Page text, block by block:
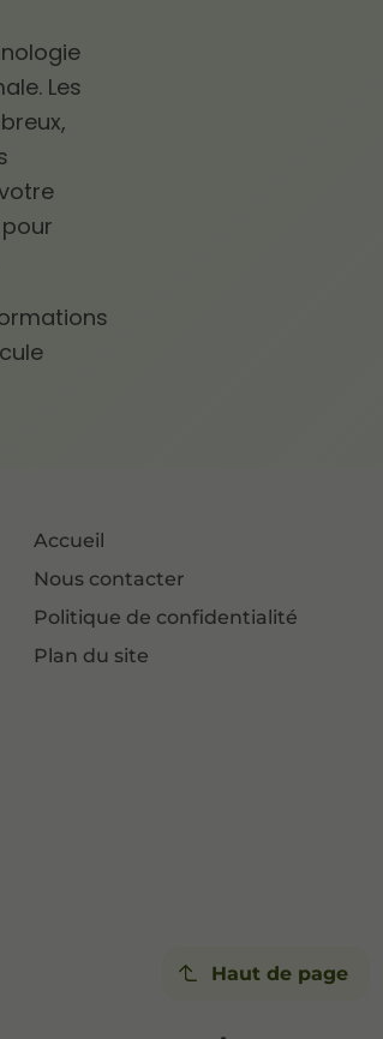
Les
Accueil
Nous contacter
Politique de confidentialité
Plan du site
Haut de page